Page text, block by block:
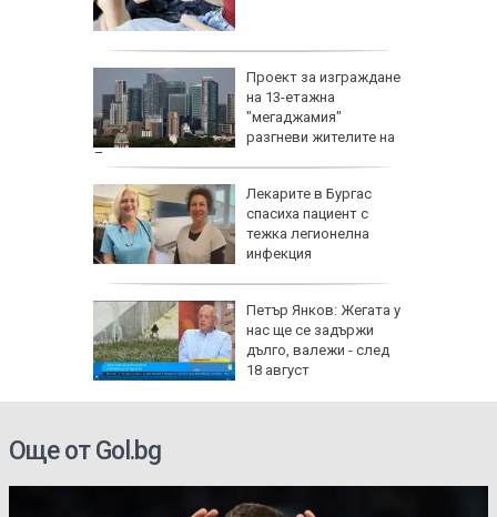
Проект за изграждане
на 13-етажна
"мегаджамия"
разгневи жителите на
Лондон
Лекарите в Бургас
спасиха пациент с
тежка легионелна
инфекция
Петър Янков: Жегата у
нас ще се задържи
дълго, валежи - след
18 август
Още от Gol.bg